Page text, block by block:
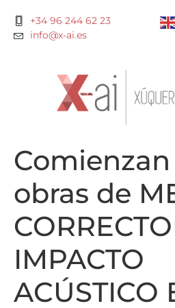
+34 96 244 62 23
info@x-ai.es
Comienzan
obras de
IMPACTO
ACÚSTICO